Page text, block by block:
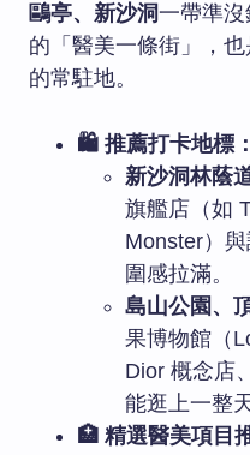
鷗亭、新沙洞一帶準
的「醫美一條街」，
的常駐地。
🛍️ 推薦打卡地標：
新沙洞林蔭
旗艦店（如
Monster）
圍感拉滿。
島山公園、
果博物館（
Dior 概念店
能逛上一整天
🏥 精選醫美項目